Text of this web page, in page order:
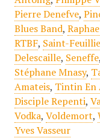
Pierre Denefve,
Blues Band,
RTBF, Saint-
Delescaille, Seneffe,
Stéphane Mnasy,
Amateis, Tintin En
Disciple Repenti,
Vodka, Voldemort,
Yves Vasseur